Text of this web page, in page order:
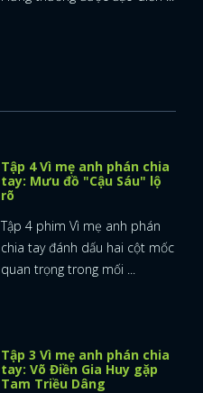
Tập 4 Vì mẹ anh phán chia
tay: Mưu đồ "Cậu Sáu" lộ
rõ
Tập 4 phim Vì mẹ anh phán
chia tay đánh dấu hai cột mốc
quan trọng trong mối ...
Tập 3 Vì mẹ anh phán chia
tay: Võ Điền Gia Huy gặp
Tam Triều Dâng